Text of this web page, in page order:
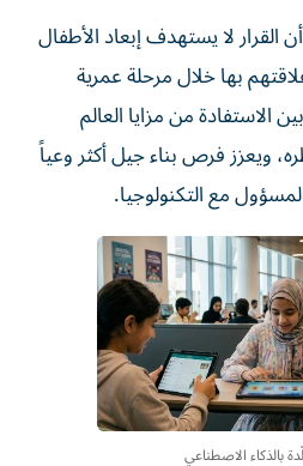
لا يستهدف إبعاد الأطفال
بها خلال مرحلة عمرية
الاستفادة من مزايا العالم
ويعزز فرص بناء جيل أكثر وعياً
مع التكنولوجيا.
بالذكاء الاصطناعي